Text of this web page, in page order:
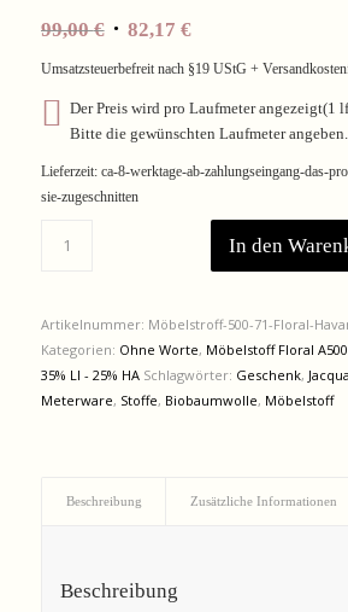
99,00€ Ursprünglicher
99,00 €
82,17 €Aktueller
82,17 €.
Umsatzsteuerbefreit nach §19 UStG +
Der Preis wird pro Laufmeter angezeigt(1
Bitte die gewünschten Laufmeter angeben.
Lieferzeit: ca-8-werktage-ab-zahlungseingang-das-
sie-zugeschnitten
In den
Artikelnummer: Möbelstroff-500-71-Floral-
Kategorien: Ohne Worte, Möbelstoff Floral
35% LI - 25% HA Schlagwörter: Geschenk,
Meterware, Stoffe, Biobaumwolle, Möbelstoff
Beschreibung Zusätzliche Informationen
Beschreibung